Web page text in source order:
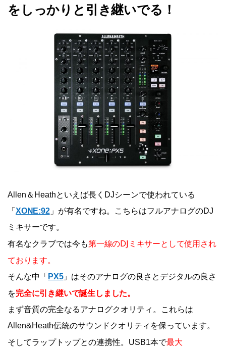
をしっかりと引き継いでる！
Allen＆Heathといえば長くDJシーンで使われている
「 XONE:92」が有名ですね。こちらはフルアナログのDJ
ミキサーです。
有名なクラブでは今も第一線のDJミキサーとして使用され
ております。
そんな中「 PX5」はそのアナログの良さとデジタルの良さ
を完全に引き継いで誕生しました。
まず音質の完全なるアナログクオリティ。これらは
Allen&Heath伝統のサウンドクオリティを保っています。
そしてラップトップとの連携性。USB1本で最大